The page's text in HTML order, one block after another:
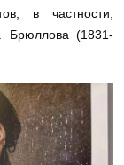
в частности,
Брюллова (1831-